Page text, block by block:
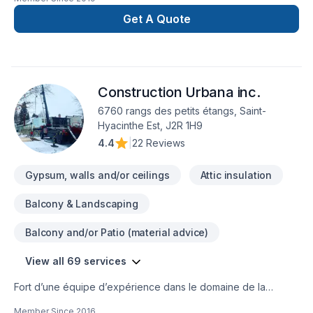
plus de 30 ans. Forts de cette expérience nous pouvons
vous aider à mener à bien vos projets.Voyez certaines de
nos réalisations au www.leblond.pro .Au plaisir de vous
Get A Quote
Construction Urbana inc.
6760 rangs des petits étangs, Saint-
Hyacinthe Est, J2R 1H9
4.4
22 Reviews
Gypsum, walls and/or ceilings Attic insulation
Balcony & Landscaping
Balcony and/or Patio (material advice)
View all 69 services
Fort d’une équipe d’expérience dans le domaine de la